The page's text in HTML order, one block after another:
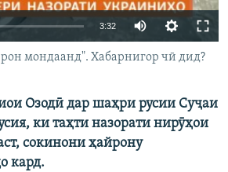
RFE/RL
360p 480p
720p 1080p
3:32
480p
мондаанд". Хабарнигор чӣ дид?
Озодӣ дар шаҳри русии Суҷаи
ки таҳти назорати нирӯҳои
сокинони ҳайрону
кард.